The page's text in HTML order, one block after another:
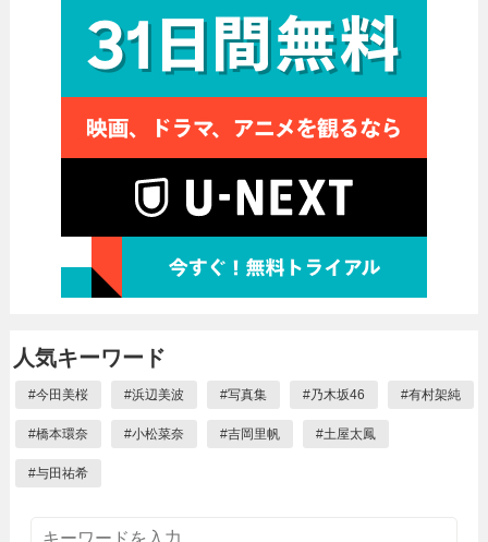
人気キーワード
#今田美桜 #浜辺美波 #写真集 #乃木坂46 #有村架純
#橋本環奈 #小松菜奈 #吉岡里帆 #土屋太鳳
#与田祐希